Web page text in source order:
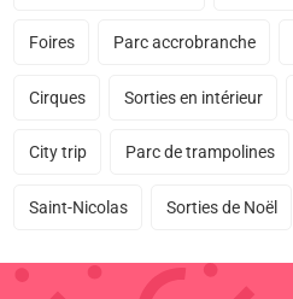
Foires Parc accrobranche
Cirques Sorties en intérieur
City trip Parc de trampolines
Saint-Nicolas Sorties de Noël